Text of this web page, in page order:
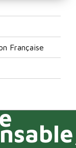
Française